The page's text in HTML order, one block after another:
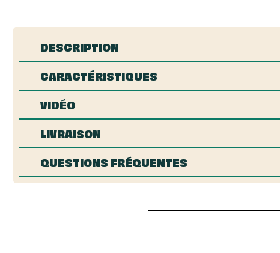
DESCRIPTION
CARACTÉRISTIQUES
VIDÉO
LIVRAISON
QUESTIONS FRÉQUENTES